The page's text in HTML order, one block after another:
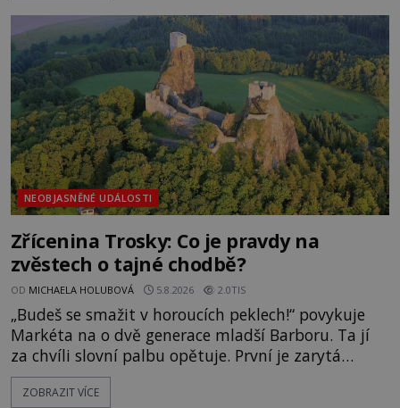
následovat. Vstupujeme na pláž Dumas ve městě
Surat. Gu
NEOBJASNĚNÉ UDÁLOSTI
Zřícenina Trosky: Co je pravdy na
zvěstech o tajné chodbě?
OD MICHAELA HOLUBOVÁ 5.8.2026 2.0TIS
„Budeš se smažit v horoucích peklech!“ povykuje
Markéta na o dvě generace mladší Barboru. Ta jí
za chvíli slovní palbu opětuje. První je zarytá
katolička, druhá přesvědčená kališnice. A každá z
nich se usídlí na jedné z věží slavného hradu
ZOBRAZIT VÍCE